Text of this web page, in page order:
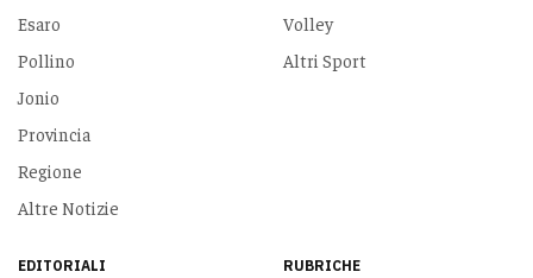
Esaro
Pollino
Jonio
Provincia
Regione
Altre Notizie
Volley
Altri Sport
EDITORIALI RUBRICHE